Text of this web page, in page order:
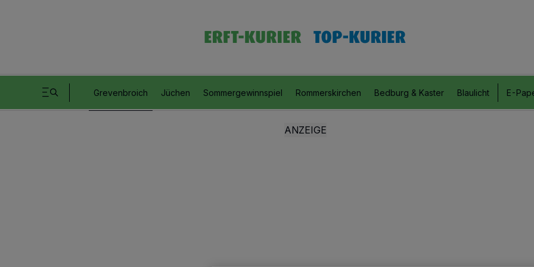
Grevenbroich Jüchen Sommergewinnspiel Rommerskirchen Bedburg & Kaster Blaulicht E-